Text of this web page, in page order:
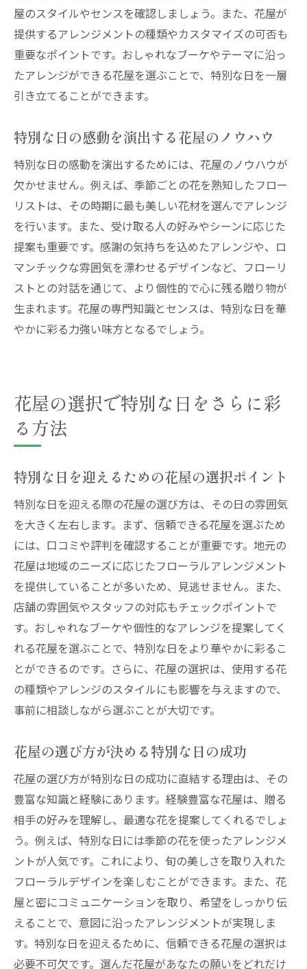
屋のスタイルやセンスを確認しましょう。また、花屋が
提供するアレンジメントの種類やカスタマイズの可否も
重要なポイントです。おしゃれなブーケやテーマに沿っ
たアレンジができる花屋を選ぶことで、特別な日を一層
引き立てることができます。
特別な日の感動を演出する花屋のノウハウ
特別な日の感動を演出するためには、花屋のノウハウが
欠かせません。例えば、季節ごとの花を熟知したフロー
リストは、その時期に最も美しい花材を選んでアレンジ
を行います。また、受け取る人の好みやシーンに応じた
提案も重要です。感謝の気持ちを込めたアレンジや、ロ
マンチックな雰囲気を漂わせるデザインなど、フローリ
ストとの対話を通じて、より個性的で心に残る贈り物が
生まれます。花屋の専門知識とセンスは、特別な日を華
やかに彩る力強い味方となるでしょう。
花屋の選択で特別な日をさらに彩
る方法
特別な日を迎えるための花屋の選択ポイント
特別な日を迎える際の花屋の選び方は、その日の雰囲気
を大きく左右します。まず、信頼できる花屋を選ぶため
には、口コミや評判を確認することが重要です。地元の
花屋は地域のニーズに応じたフローラルアレンジメント
を提供していることが多いため、見逃せません。また、
店舗の雰囲気やスタッフの対応もチェックポイントで
す。おしゃれなブーケや個性的なアレンジを提案してく
れる花屋を選ぶことで、特別な日をより華やかに彩るこ
とができるのです。さらに、花屋の選択は、使用する花
の種類やアレンジのスタイルにも影響を与えますので、
事前に相談しながら選ぶことが大切です。
花屋の選び方が決める特別な日の成功
花屋の選び方が特別な日の成功に直結する理由は、その
豊富な知識と経験にあります。経験豊富な花屋は、贈る
相手の好みを理解し、最適な花を提案してくれるでしょ
う。例えば、特別な日には季節の花を使ったアレンジメ
ントが人気です。これにより、旬の美しさを取り入れた
フローラルデザインを楽しむことができます。また、花
屋と密にコミュニケーションを取り、希望をしっかり伝
えることで、意図に沿ったアレンジメントが実現しま
す。特別な日を迎えるために、信頼できる花屋の選択は
必要不可欠です。選んだ花屋があなたの願いをどれだけ